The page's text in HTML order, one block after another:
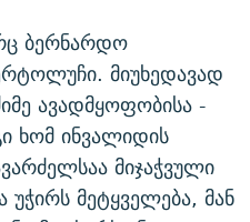
ბერნარდო
მიუხედავად
ავადმყოფობისა -
ხომ ინვალიდის
მიჯაჭვული
უჭირს მეტყველება, მან